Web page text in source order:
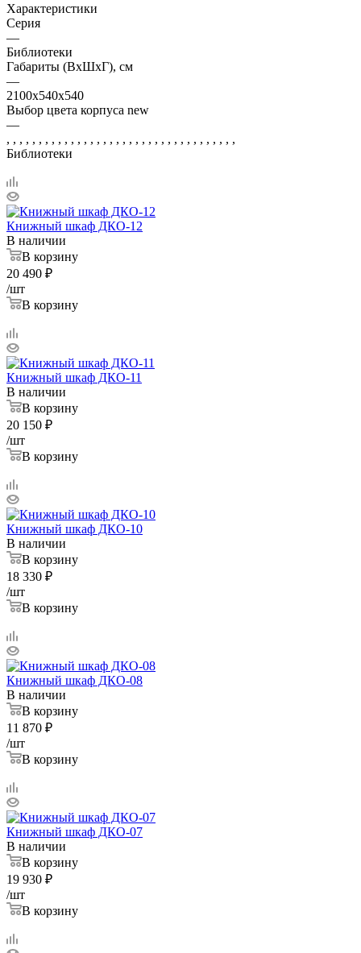
Характеристики
Серия
—
Библиотеки
Габариты (ВхШхГ), см
—
2100x540х540
Выбор цвета корпуса new
—
, , , , , , , , , , , , , , , , , , , , , , , , , , , , , , , , , , , ,
Библиотеки
Книжный шкаф ДКО-12
В наличии
В корзину
20 490 ₽
/шт
В корзину
Книжный шкаф ДКО-11
В наличии
В корзину
20 150 ₽
/шт
В корзину
Книжный шкаф ДКО-10
В наличии
В корзину
18 330 ₽
/шт
В корзину
Книжный шкаф ДКО-08
В наличии
В корзину
11 870 ₽
/шт
В корзину
Книжный шкаф ДКО-07
В наличии
В корзину
19 930 ₽
/шт
В корзину